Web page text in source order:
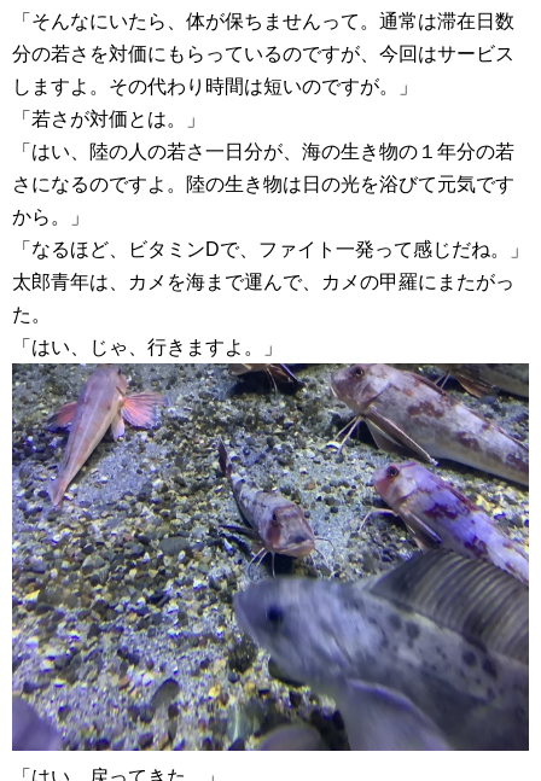
「そんなにいたら、体が保ちませんって。通常は滞在日数
分の若さを対価にもらっているのですが、今回はサービス
しますよ。その代わり時間は短いのですが。」
「若さが対価とは。」
「はい、陸の人の若さ一日分が、海の生き物の１年分の若
さになるのですよ。陸の生き物は日の光を浴びて元気です
から。」
「なるほど、ビタミンDで、ファイト一発って感じだね。」
太郎青年は、カメを海まで運んで、カメの甲羅にまたがっ
た。
「はい、じゃ、行きますよ。」
「はい、戻ってきた。」